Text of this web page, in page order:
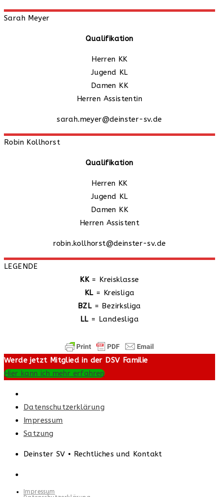
Sarah Meyer
Qualifikation
Herren KK
Jugend KL
Damen KK
Herren Assistentin
sarah.meyer@deinster-sv.de
Robin Kollhorst
Qualifikation
Herren KK
Jugend KL
Damen KK
Herren Assistent
robin.kollhorst@deinster-sv.de
LEGENDE
KK= Kreisklasse
KL= Kreisliga
BZL= Bezirksliga
LL= Landesliga
Werde jetzt Mitglied in der DSV Familie
Hier kann ich mehr erfahren
Datenschutzerklärung
Impressum
Satzung
Deinster SV • Rechtliches und Kontakt
Impressum